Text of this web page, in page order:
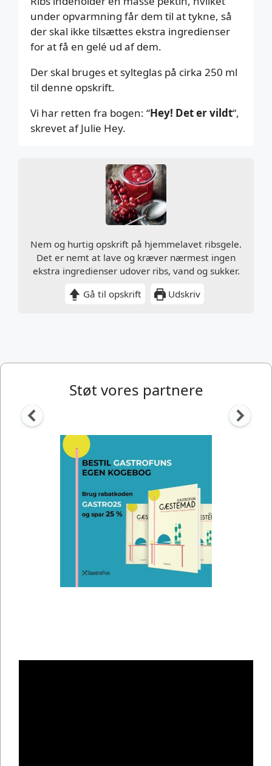
Nem og hurtig opskrift på hjemmelavet ribsgele.
Det er nemt at lave og kræver nærmest ingen
ekstra ingredienser udover ribs, vand og sukker.
Gå til opskrift
Udskriv
under opvarmning får dem til at tykne, så
der skal ikke tilsættes ekstra ingredienser
for at få en gelé ud af dem.
Der skal bruges et sylteglas på cirka 250 ml
til denne opskrift.
Vi har retten fra bogen: “Hey! Det er vildt“,
skrevet af Julie Hey.
Støt vores partnere